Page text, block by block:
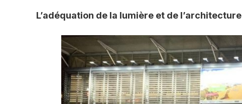
L’adéquation de la lumière et de l’architecture